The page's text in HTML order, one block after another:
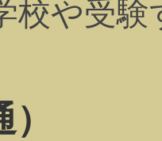
校や受